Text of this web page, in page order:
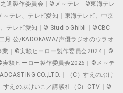
進製作委員会｜©メ～テレ｜©東海テレ
～テレ、テレビ愛知｜東海テレビ、中京
テレビ愛知｜© Studio Ghibli｜©CBC
月 公/KADOKAWA/声優ラジオのウラオ
業｜©実験ヒーロー製作委員会2024｜©
験ヒーロー製作委員会2026｜©メ～テ
CO.,LTD.｜（C）すえのぶけ
すえのぶけいこ／講談社（C）CTV｜©